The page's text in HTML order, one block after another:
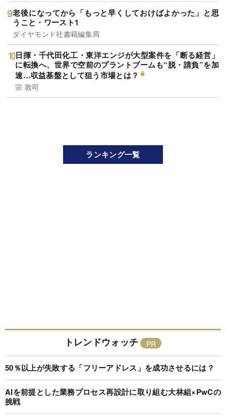
老後になってから「もっと早くしておけばよかった」と思
うこと・ワースト1
ダイヤモンド社書籍編集局
日揮・千代田化工・東洋エンジが大型案件を「断る経営」
に転換へ、世界で空前のプラントブームも“脱・請負”を加
速…収益基盤として狙う市場とは？
宗 敦司
ランキング一覧
トレンドウォッチ
50％以上が失敗する「フリーアドレス」を成功させるには？
AIを前提とした業務プロセス再設計に取り組む大林組×PwCの
挑戦